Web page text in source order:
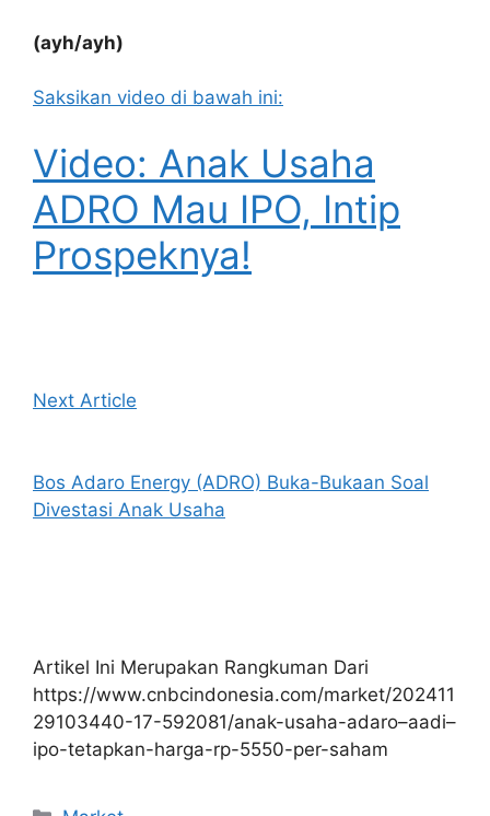
(ayh/ayh)
Saksikan video di bawah ini:
Video: Anak Usaha
ADRO Mau IPO, Intip
Prospeknya!
Next Article
Bos Adaro Energy (ADRO) Buka-Bukaan Soal
Divestasi Anak Usaha
Artikel Ini Merupakan Rangkuman Dari
https://www.cnbcindonesia.com/market/202411
29103440-17-592081/anak-usaha-adaro–aadi–
ipo-tetapkan-harga-rp-5550-per-saham